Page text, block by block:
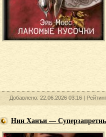
Добавлено: 22.06.2026 03:16 |
Нин Ханъи —